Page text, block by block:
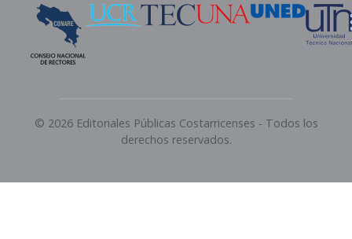
© 2026 Editoriales Públicas Costarricenses - Todos los
derechos reservados.